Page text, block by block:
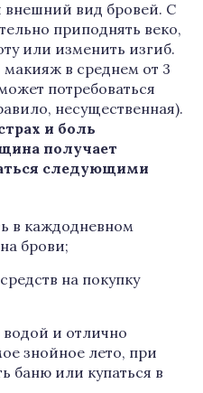
внешний вид бровей. С
приподнять веко,
или изменить изгиб.
в среднем от 3
потребоваться
несущественная).
и боль
получает
следующими
в каждодневном
брови;
на покупку
водой и отлично
знойное лето, при
баню или купаться в